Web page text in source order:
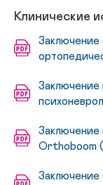
Клинические
Заключение
Заключение
Заключение
Orthoboom